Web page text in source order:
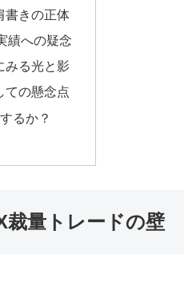
書きの正体
績への疑念
みる光と影
ての懸念点
るか？
裁量トレードの壁